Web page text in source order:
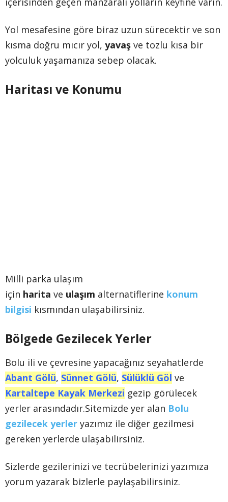
Yol mesafesine göre biraz uzun sürecektir ve son
kısma doğru mıcır yol, yavaş ve tozlu kısa bir
yolculuk yaşamanıza sebep olacak.
Haritası ve Konumu
Milli parka ulaşım
için harita ve ulaşım alternatiflerine konum
bilgisi kısmından ulaşabilirsiniz.
Bölgede Gezilecek Yerler
Bolu ili ve çevresine yapacağınız seyahatlerde
Abant Gölü, Sünnet Gölü, Sülüklü Göl ve
Kartaltepe Kayak Merkezi gezip görülecek
yerler arasındadır.Sitemizde yer alan Bolu
gezilecek yerler yazımız ile diğer gezilmesi
gereken yerlerde ulaşabilirsiniz.
Sizlerde gezilerinizi ve tecrübelerinizi yazımıza
yorum yazarak bizlerle paylaşabilirsiniz.